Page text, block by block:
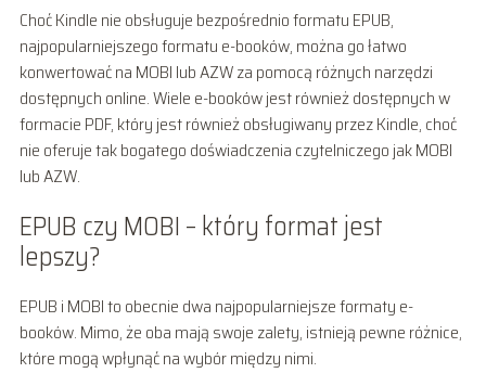
Choć Kindle nie obsługuje bezpośrednio formatu EPUB,
najpopularniejszego formatu e-booków, można go łatwo
konwertować na MOBI lub AZW za pomocą różnych narzędzi
dostępnych online. Wiele e-booków jest również dostępnych w
formacie PDF, który jest również obsługiwany przez Kindle, choć
nie oferuje tak bogatego doświadczenia czytelniczego jak MOBI
lub AZW.
EPUB czy MOBI – który format jest
lepszy?
EPUB i MOBI to obecnie dwa najpopularniejsze formaty e-
booków. Mimo, że oba mają swoje zalety, istnieją pewne różnice,
które mogą wpłynąć na wybór między nimi.